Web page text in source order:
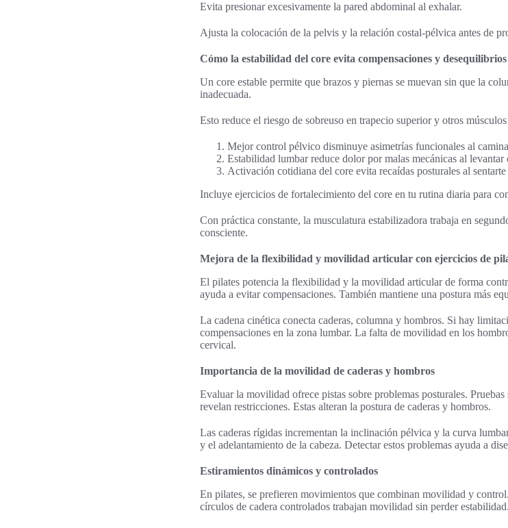
Evita presionar excesivamente la pared abdominal al exhalar.
Ajusta la colocación de la pelvis y la relación costal-pélvica antes de
Cómo la estabilidad del core evita compensaciones y desequilibrios
Un core estable permite que brazos y piernas se muevan sin que la
inadecuada.
Esto reduce el riesgo de sobreuso en trapecio superior y otros
Mejor control pélvico disminuye asimetrías funcionales al
Estabilidad lumbar reduce dolor por malas mecánicas al levantar
Activación cotidiana del core evita recaídas posturales al sentarte
Incluye ejercicios de fortalecimiento del core en tu rutina diaria para
Con práctica constante, la musculatura estabilizadora trabaja en
consciente.
Mejora de la flexibilidad y movilidad articular con ejercicios de
El pilates potencia la flexibilidad y la movilidad articular de forma
ayuda a evitar compensaciones. También mantiene una postura más
La cadena cinética conecta caderas, columna y hombros. Si hay
compensaciones en la zona lumbar. La falta de movilidad en los
cervical.
Importancia de la movilidad de caderas y hombros
Evaluar la movilidad ofrece pistas sobre problemas posturales.
revelan restricciones. Estas alteran la postura de caderas y hombros.
Las caderas rígidas incrementan la inclinación pélvica y la curva
y el adelantamiento de la cabeza. Detectar estos problemas ayuda a
Estiramientos dinámicos y controlados
En pilates, se prefieren movimientos que combinan movilidad y
círculos de cadera controlados trabajan movilidad sin perder estabilidad.